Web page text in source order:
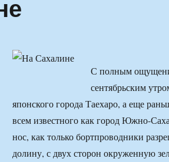
С полным
сентябрьским
японского города Таехаро, а еще
всем известного как город Южно-
нос, как только бортпроводники
долину, с двух сторон окруженную